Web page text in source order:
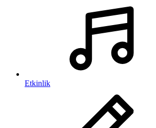
Etkinlik